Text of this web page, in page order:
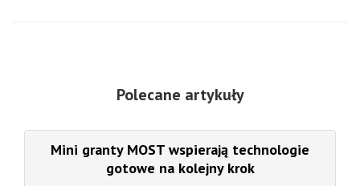
Polecane artykuły
Mini granty MOST wspierają technologie
gotowe na kolejny krok